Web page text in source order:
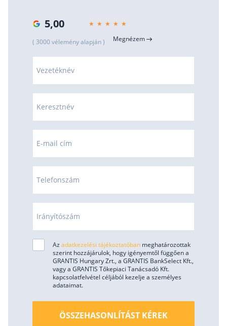
5,00
( 3000 vélemény alapján ) Megnézem
Vezetéknév
Keresztnév
E-mail cím
Telefonszám
Irányítószám
Az adatkezelési tájékoztatóban meghatározottak
szerint hozzájárulok, hogy igényemtől függően a
GRANTIS Hungary Zrt., a GRANTIS BankSelect Kft.,
vagy a GRANTIS Tőkepiaci Tanácsadó Kft.
kapcsolatfelvétel céljából kezelje a személyes
adataimat.
ÖSSZEHASONLÍTÁST KÉREK